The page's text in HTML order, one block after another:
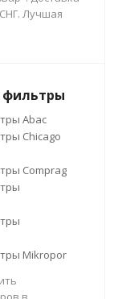
Лучшая
фильтры
Abac
Chicago
Comprag
Mikropor